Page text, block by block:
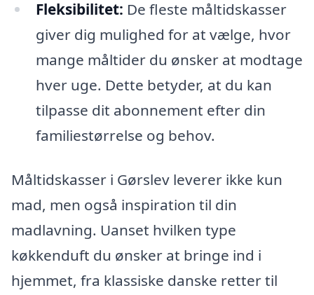
Fleksibilitet: De fleste måltidskasser
giver dig mulighed for at vælge, hvor
mange måltider du ønsker at modtage
hver uge. Dette betyder, at du kan
tilpasse dit abonnement efter din
familiestørrelse og behov.
Måltidskasser i Gørslev leverer ikke kun
mad, men også inspiration til din
madlavning. Uanset hvilken type
køkkenduft du ønsker at bringe ind i
hjemmet, fra klassiske danske retter til